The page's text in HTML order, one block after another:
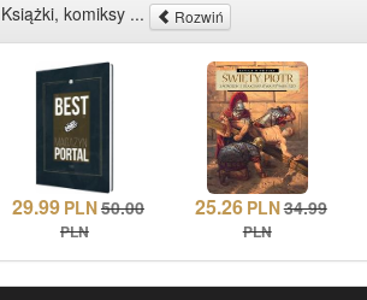
Książki, komiksy ... Rozwiń
29.99 PLN50.00
PLN
25.26 PLN34.99
PLN